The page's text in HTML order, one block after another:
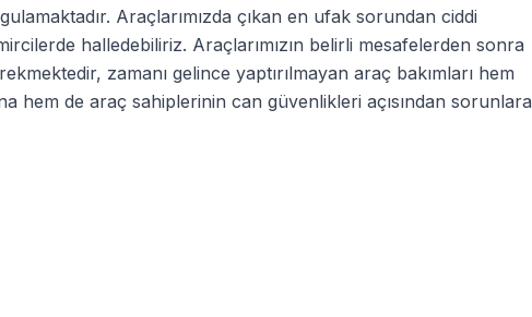
Araçlarımızda çıkan en ufak sorundan ciddi
halledebiliriz. Araçlarımızın belirli mesafelerden sonra
zamanı gelince yaptırılmayan araç bakımları hem
hem de araç sahiplerinin can güvenlikleri açısından sorunlara